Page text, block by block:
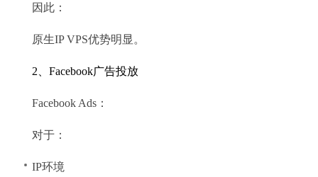
因此：
原生IP VPS优势明显。
2、Facebook广告投放
Facebook Ads：
对于：
IP环境